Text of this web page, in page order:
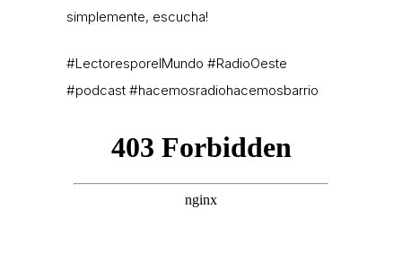
simplemente, escucha!
#LectoresporelMundo #RadioOeste
#podcast #hacemosradiohacemosbarrio